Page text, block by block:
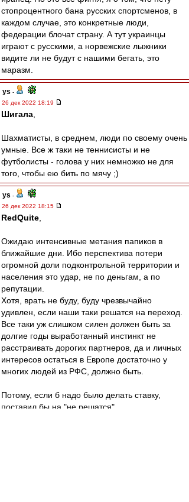
стопроцентного бана русских спортсменов, в
каждом случае, это конкретные люди,
федерации блочат страну. А тут украинцы
играют с русскими, а норвежские лыжники
видите ли не будут с нашими бегать, это
маразм.
ys -
26 дек 2022 18:19
Шигала
Шахматисты, в среднем, люди по своему очень
умные. Все ж таки не теннисисты и не
футболисты - голова у них немножко не для
того, чтобы ею бить по мячу ;)
ys -
26 дек 2022 18:15
RedQuite
Ожидаю интенсивные метания папиков в
ближайшие дни. Ибо перспектива потери
огромной доли подконтрольной территории и
населения это удар, не по деньгам, а по
репутации.
Хотя, врать не буду, буду чрезвычайно
удивлен, если наши таки решатся на переход.
Все таки уж слишком силен должен быть за
долгие годы выработанный инстинкт не
расстраивать дорогих партнеров, да и личных
интересов остаться в Европе достаточно у
многих людей из РФС, должно быть.
Потому, если б надо было делать ставку,
поставил бы на "не решатся".